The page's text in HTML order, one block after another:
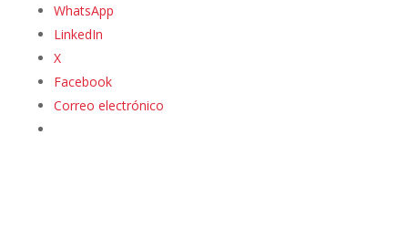
WhatsApp
LinkedIn
X
Facebook
Correo electrónico